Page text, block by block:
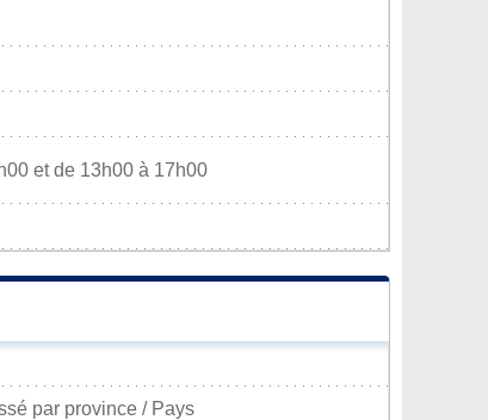
et de 13h00 à 17h00
par province / Pays